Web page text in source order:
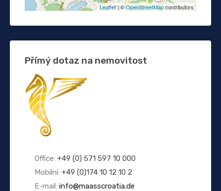
Leaflet| ©OpenStreetMapcontributors
Přímý dotaz na nemovitost
Office: +49 (0) 571 597 10 000
Mobilní: +49 (0)174 10 12 10 2
E-mail: info@maasscroatia.de